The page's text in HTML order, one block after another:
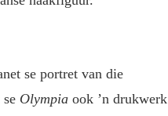
se portret van die
Olympia ook ’n drukwerk